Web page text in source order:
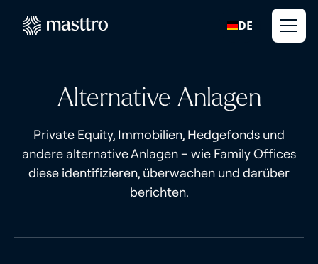
DE
Alternative Anlagen
Private Equity, Immobilien, Hedgefonds und
andere alternative Anlagen – wie Family Offices
diese identifizieren, überwachen und darüber
berichten.